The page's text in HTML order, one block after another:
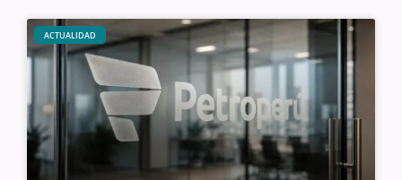
ACTUALIDAD